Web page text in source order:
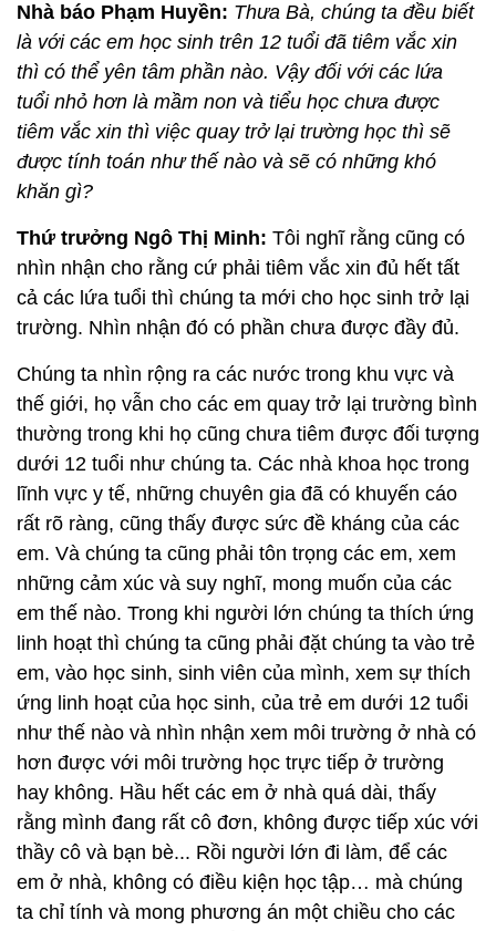
Nhà báo Phạm Huyền: Thưa Bà, chúng ta đều biết
là với các em học sinh trên 12 tuổi đã tiêm vắc xin
thì có thể yên tâm phần nào. Vậy đối với các lứa
tuổi nhỏ hơn là mầm non và tiểu học chưa được
tiêm vắc xin thì việc quay trở lại trường học thì sẽ
được tính toán như thế nào và sẽ có những khó
khăn gì?
Thứ trưởng Ngô Thị Minh: Tôi nghĩ rằng cũng có
nhìn nhận cho rằng cứ phải tiêm vắc xin đủ hết tất
cả các lứa tuổi thì chúng ta mới cho học sinh trở lại
trường. Nhìn nhận đó có phần chưa được đầy đủ.
Chúng ta nhìn rộng ra các nước trong khu vực và
thế giới, họ vẫn cho các em quay trở lại trường bình
thường trong khi họ cũng chưa tiêm được đối tượng
dưới 12 tuổi như chúng ta. Các nhà khoa học trong
lĩnh vực y tế, những chuyên gia đã có khuyến cáo
rất rõ ràng, cũng thấy được sức đề kháng của các
em. Và chúng ta cũng phải tôn trọng các em, xem
những cảm xúc và suy nghĩ, mong muốn của các
em thế nào. Trong khi người lớn chúng ta thích ứng
linh hoạt thì chúng ta cũng phải đặt chúng ta vào trẻ
em, vào học sinh, sinh viên của mình, xem sự thích
ứng linh hoạt của học sinh, của trẻ em dưới 12 tuổi
như thế nào và nhìn nhận xem môi trường ở nhà có
hơn được với môi trường học trực tiếp ở trường
hay không. Hầu hết các em ở nhà quá dài, thấy
rằng mình đang rất cô đơn, không được tiếp xúc với
thầy cô và bạn bè... Rồi người lớn đi làm, để các
em ở nhà, không có điều kiện học tập… mà chúng
ta chỉ tính và mong phương án một chiều cho các